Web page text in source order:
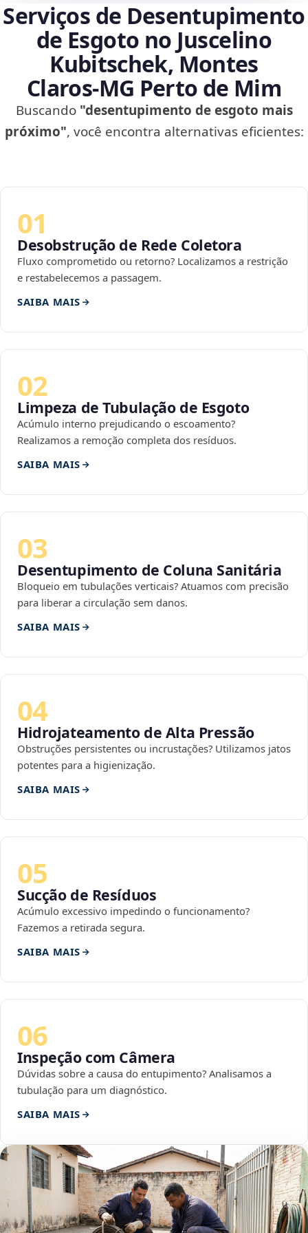
Serviços de Desentupimento
de Esgoto no Juscelino
Kubitschek, Montes
Claros‑MG Perto de Mim
Buscando "desentupimento de esgoto mais
próximo", você encontra alternativas eficientes:
01
Desobstrução de Rede Coletora
Fluxo comprometido ou retorno? Localizamos a restrição
e restabelecemos a passagem.
SAIBA MAIS
02
Limpeza de Tubulação de Esgoto
Acúmulo interno prejudicando o escoamento?
Realizamos a remoção completa dos resíduos.
SAIBA MAIS
03
Desentupimento de Coluna Sanitária
Bloqueio em tubulações verticais? Atuamos com precisão
para liberar a circulação sem danos.
SAIBA MAIS
04
Hidrojateamento de Alta Pressão
Obstruções persistentes ou incrustações? Utilizamos jatos
potentes para a higienização.
SAIBA MAIS
05
Sucção de Resíduos
Acúmulo excessivo impedindo o funcionamento?
Fazemos a retirada segura.
SAIBA MAIS
06
Inspeção com Câmera
Dúvidas sobre a causa do entupimento? Analisamos a
tubulação para um diagnóstico.
SAIBA MAIS